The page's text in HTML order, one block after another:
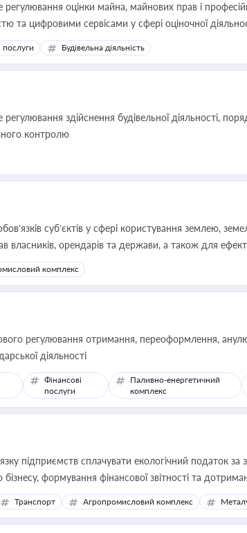
оцінки майна, майнових прав і
та цифровими сервісами у сфері оціночної
власника бізнесу, керівника, юриста або бухгалтера
корпоративних угод і перевірки статусу суб'єктів
послуги Будівельна діяльність
здійснення будівельної діяльності,
контролю
суб’єктів у сфері користування землею,
власників, орендарів та держави, а також для
комплекс
регулювання отримання, переоформлення,
діяльності
Фінансові
послуги
Паливно-енергетичний
комплекс
підприємств сплачувати екологічний податок за
формування фінансової звітності та
Транспорт Агропромисловий комплекс